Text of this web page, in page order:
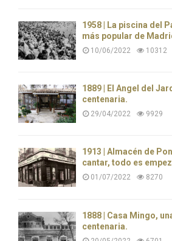
1958 | La piscina del
más popular de
10/06/2022 10312
1889 | El Ángel del
centenaria.
29/04/2022 9929
1913 | Almacén de
cantar, todo es
01/07/2022 8270
1888 | Casa Mingo,
centenaria.